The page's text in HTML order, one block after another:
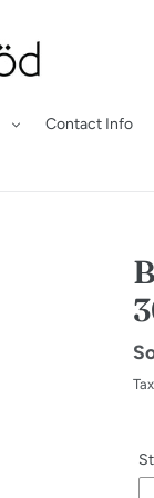
Contact Info